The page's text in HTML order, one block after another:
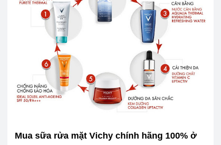
Mua sữa rửa mặt Vichy chính hãng 100% ở